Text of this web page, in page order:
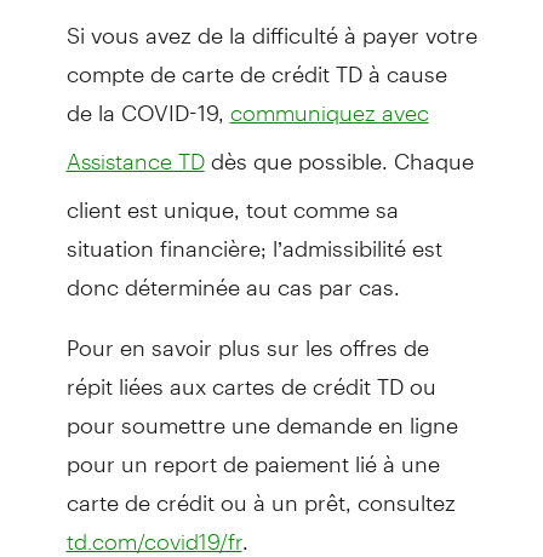
Si vous avez de la difficulté à payer votre
compte de carte de crédit TD à cause
de la COVID-19, communiquez avec
Assistance TDdès que possible. Chaque
client est unique, tout comme sa
situation financière; l’admissibilité est
donc déterminée au cas par cas.
Pour en savoir plus sur les offres de
répit liées aux cartes de crédit TD ou
pour soumettre une demande en ligne
pour un report de paiement lié à une
carte de crédit ou à un prêt, consultez
td.com/covid19/fr.